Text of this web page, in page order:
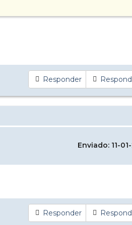
Responder
Enviado: 11-
Responder